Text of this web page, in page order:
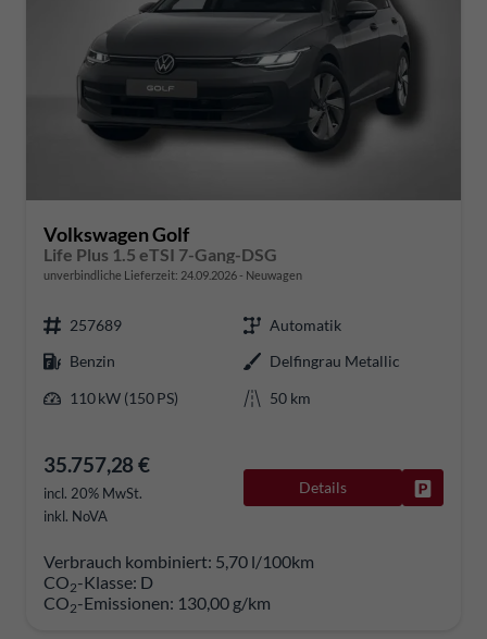
Volkswagen Golf
Life Plus 1.5 eTSI 7-Gang-DSG
unverbindliche Lieferzeit: 24.09.2026 Neuwagen
257689
Automatik
Benzin
Delfingrau Metallic
110 kW (150 PS)
50 km
35.757,28 €
incl. 20% MwSt.
inkl. NoVA
Details
Verbrauch kombiniert: 5,70 l/100km
CO2-Klasse: D
CO2-Emissionen: 130,00 g/km